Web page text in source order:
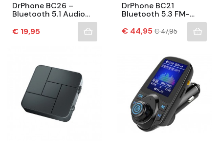
DrPhone BC26 –
Bluetooth 5.1 Audio
Transmitter – PD30W
- Gesprekken Voeren
Prijs
€ 19,95
DrPhone BC21
Bluetooth 5.3 FM-
Transmitter Autolader
- Adapter - PD USB C +
2 X QC USB – Bass -...
Prijs
€ 44,95Normale
€ 47,95